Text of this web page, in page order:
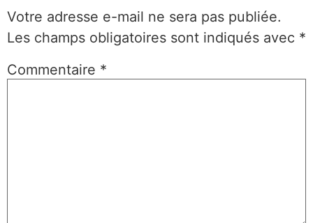
Votre adresse e-mail ne sera pas publiée.
Les champs obligatoires sont indiqués avec *
Commentaire *